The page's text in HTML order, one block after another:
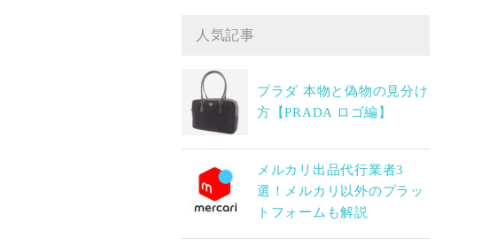
人気記事
プラダ 本物と偽物の見分け
方【PRADA ロゴ編】
メルカリ出品代行業者3
選！メルカリ以外のプラッ
トフォームも解説